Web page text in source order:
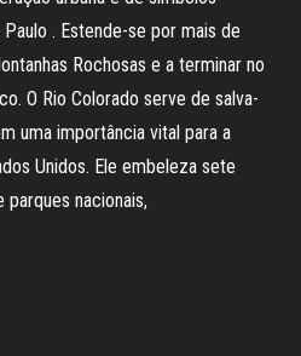
. Estende-se por mais de
Rochosas e a terminar no
O Rio Colorado serve de salva-
uma importância vital para a
Unidos. Ele embeleza sete
parques nacionais,